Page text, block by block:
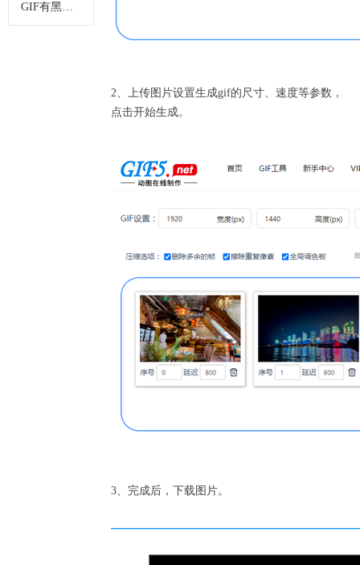
GIF有黑边、尺寸不对？这款在线GIF裁剪工具，无损不模糊
2、上传图片设置生成gif的尺寸、速度等参数，
点击开始生成。
3、完成后，下载图片。